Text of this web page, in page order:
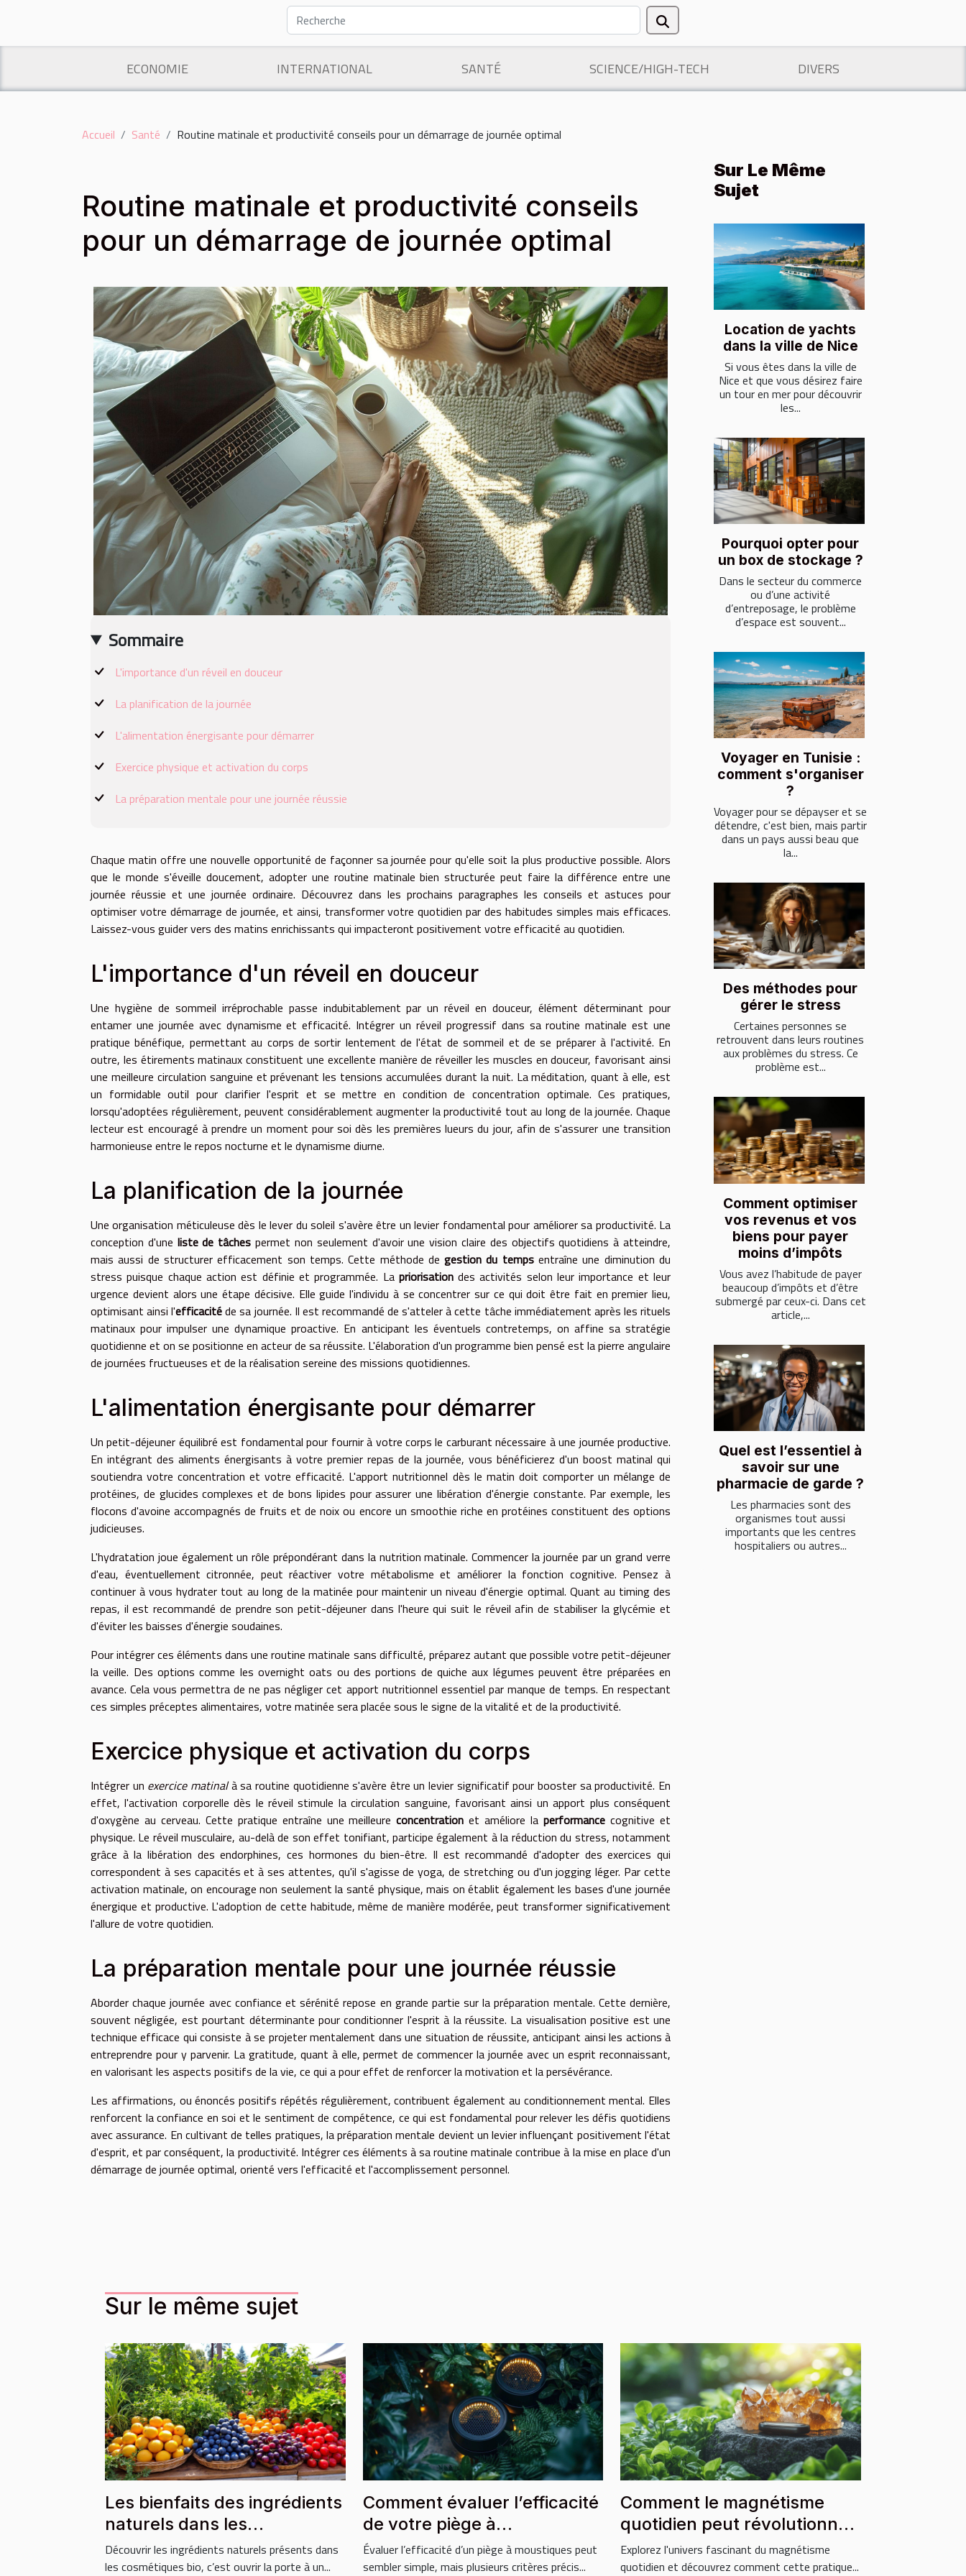
ECONOMIE INTERNATIONAL SANTÉ SCIENCE/HIGH-TECH DIVERS
Accueil Santé Routine matinale et productivité conseils pour un démarrage de journée optimal
Routine matinale et productivité conseils
pour un démarrage de journée optimal
Sommaire
L'importance d'un réveil en douceur
La planification de la journée
L'alimentation énergisante pour démarrer
Exercice physique et activation du corps
La préparation mentale pour une journée réussie
Chaque matin offre une nouvelle opportunité de façonner sa journée pour qu'elle soit la plus productive possible. Alors
que le monde s'éveille doucement, adopter une routine matinale bien structurée peut faire la différence entre une
journée réussie et une journée ordinaire. Découvrez dans les prochains paragraphes les conseils et astuces pour
optimiser votre démarrage de journée, et ainsi, transformer votre quotidien par des habitudes simples mais efficaces.
Laissez-vous guider vers des matins enrichissants qui impacteront positivement votre efficacité au quotidien.
L'importance d'un réveil en douceur
Une hygiène de sommeil irréprochable passe indubitablement par un réveil en douceur, élément déterminant pour
entamer une journée avec dynamisme et efficacité. Intégrer un réveil progressif dans sa routine matinale est une
pratique bénéfique, permettant au corps de sortir lentement de l'état de sommeil et de se préparer à l'activité. En
outre, les étirements matinaux constituent une excellente manière de réveiller les muscles en douceur, favorisant ainsi
une meilleure circulation sanguine et prévenant les tensions accumulées durant la nuit. La méditation, quant à elle, est
un formidable outil pour clarifier l'esprit et se mettre en condition de concentration optimale. Ces pratiques,
lorsqu'adoptées régulièrement, peuvent considérablement augmenter la productivité tout au long de la journée. Chaque
lecteur est encouragé à prendre un moment pour soi dès les premières lueurs du jour, afin de s'assurer une transition
harmonieuse entre le repos nocturne et le dynamisme diurne.
La planification de la journée
Une organisation méticuleuse dès le lever du soleil s'avère être un levier fondamental pour améliorer sa productivité. La
conception d'une liste de tâches permet non seulement d'avoir une vision claire des objectifs quotidiens à atteindre,
mais aussi de structurer efficacement son temps. Cette méthode degestion du tempsentraîne une diminution du
stress puisque chaque action est définie et programmée. La priorisationdes activités selon leur importance et leur
urgence devient alors une étape décisive. Elle guide l'individu à se concentrer sur ce qui doit être fait en premier lieu,
optimisant ainsi l'efficacitéde sa journée. Il est recommandé de s'atteler à cette tâche immédiatement après les rituels
matinaux pour impulser une dynamique proactive. En anticipant les éventuels contretemps, on affine sa stratégie
quotidienne et on se positionne en acteur de sa réussite. L'élaboration d'un programme bien pensé est la pierre angulaire
de journées fructueuses et de la réalisation sereine des missions quotidiennes.
L'alimentation énergisante pour démarrer
Un petit-déjeuner équilibré est fondamental pour fournir à votre corps le carburant nécessaire à une journée productive.
En intégrant des aliments énergisants à votre premier repas de la journée, vous bénéficierez d'un boost matinal qui
soutiendra votre concentration et votre efficacité. L'apport nutritionnel dès le matin doit comporter un mélange de
protéines, de glucides complexes et de bons lipides pour assurer une libération d'énergie constante. Par exemple, les
flocons d'avoine accompagnés de fruits et de noix ou encore un smoothie riche en protéines constituent des options
judicieuses.
L'hydratation joue également un rôle prépondérant dans la nutrition matinale. Commencer la journée par un grand verre
d'eau, éventuellement citronnée, peut réactiver votre métabolisme et améliorer la fonction cognitive. Pensez à
continuer à vous hydrater tout au long de la matinée pour maintenir un niveau d'énergie optimal. Quant au timing des
repas, il est recommandé de prendre son petit-déjeuner dans l'heure qui suit le réveil afin de stabiliser la glycémie et
d'éviter les baisses d'énergie soudaines.
Pour intégrer ces éléments dans une routine matinale sans difficulté, préparez autant que possible votre petit-déjeuner
la veille. Des options comme les overnight oats ou des portions de quiche aux légumes peuvent être préparées en
avance. Cela vous permettra de ne pas négliger cet apport nutritionnel essentiel par manque de temps. En respectant
ces simples préceptes alimentaires, votre matinée sera placée sous le signe de la vitalité et de la productivité.
Exercice physique et activation du corps
Intégrer un exercice matinalà sa routine quotidienne s'avère être un levier significatif pour booster sa productivité. En
effet, l'activation corporelle dès le réveil stimule la circulation sanguine, favorisant ainsi un apport plus conséquent
d'oxygène au cerveau. Cette pratique entraîne une meilleureconcentration et améliore laperformance cognitive et
physique. Le réveil musculaire, au-delà de son effet tonifiant, participe également à la réduction du stress, notamment
grâce à la libération des endorphines, ces hormones du bien-être. Il est recommandé d'adopter des exercices qui
correspondent à ses capacités et à ses attentes, qu'il s'agisse de yoga, de stretching ou d'un jogging léger. Par cette
activation matinale, on encourage non seulement la santé physique, mais on établit également les bases d'une journée
énergique et productive. L'adoption de cette habitude, même de manière modérée, peut transformer significativement
l'allure de votre quotidien.
La préparation mentale pour une journée réussie
Aborder chaque journée avec confiance et sérénité repose en grande partie sur la préparation mentale. Cette dernière,
souvent négligée, est pourtant déterminante pour conditionner l'esprit à la réussite. La visualisation positive est une
technique efficace qui consiste à se projeter mentalement dans une situation de réussite, anticipant ainsi les actions à
entreprendre pour y parvenir. La gratitude, quant à elle, permet de commencer la journée avec un esprit reconnaissant,
en valorisant les aspects positifs de la vie, ce qui a pour effet de renforcer la motivation et la persévérance.
Les affirmations, ou énoncés positifs répétés régulièrement, contribuent également au conditionnement mental. Elles
renforcent la confiance en soi et le sentiment de compétence, ce qui est fondamental pour relever les défis quotidiens
avec assurance. En cultivant de telles pratiques, la préparation mentale devient un levier influençant positivement l'état
d'esprit, et par conséquent, la productivité. Intégrer ces éléments à sa routine matinale contribue à la mise en place d'un
démarrage de journée optimal, orienté vers l'efficacité et l'accomplissement personnel.
Sur Le Même
Sujet
Location de yachts
dans la ville de Nice
Si vous êtes dans la ville de
Nice et que vous désirez faire
un tour en mer pour découvrir
les...
Pourquoi opter pour
un box de stockage ?
Dans le secteur du commerce
ou d’une activité
d’entreposage, le problème
d’espace est souvent...
Voyager en Tunisie :
comment s'organiser
?
Voyager pour se dépayser et se
détendre, c'est bien, mais partir
dans un pays aussi beau que
la...
Des méthodes pour
gérer le stress
Certaines personnes se
retrouvent dans leurs routines
aux problèmes du stress. Ce
problème est...
Comment optimiser
vos revenus et vos
biens pour payer
moins d’impôts
Vous avez l’habitude de payer
beaucoup d’impôts et d’être
submergé par ceux-ci. Dans cet
article,...
Quel est l’essentiel à
savoir sur une
pharmacie de garde ?
Les pharmacies sont des
organismes tout aussi
importants que les centres
hospitaliers ou autres...
Sur le même sujet
Les bienfaits des ingrédients
naturels dans les
cosmétiques bio
Découvrir les ingrédients naturels présents dans
les cosmétiques bio, c’est ouvrir la porte à un...
Comment évaluer l’efficacité
de votre piège à
moustiques ?
Évaluer l’efficacité d’un piège à moustiques peut
sembler simple, mais plusieurs critères précis...
Comment le magnétisme
quotidien peut révolutionner
votre bien-être ?
Explorez l'univers fascinant du magnétisme
quotidien et découvrez comment cette pratique...